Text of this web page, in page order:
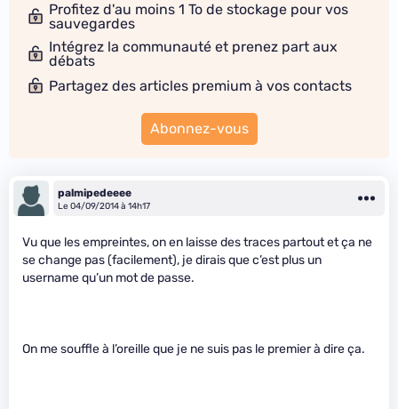
Profitez d'au moins 1 To de stockage pour vos
sauvegardes
Intégrez la communauté et prenez part aux
débats
Partagez des articles premium à vos contacts
Abonnez-vous
palmipedeeee
Le 04/09/2014 à 14h17
Vu que les empreintes, on en laisse des traces partout et ça ne
se change pas (facilement), je dirais que c’est plus un
username qu’un mot de passe.
On me souffle à l’oreille que je ne suis pas le premier à dire ça.